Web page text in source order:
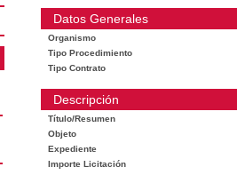
Datos Generales
Organismo
Tipo Procedimiento
Tipo Contrato
Descripción
Título/Resumen
Objeto
Expediente
Importe Licitación